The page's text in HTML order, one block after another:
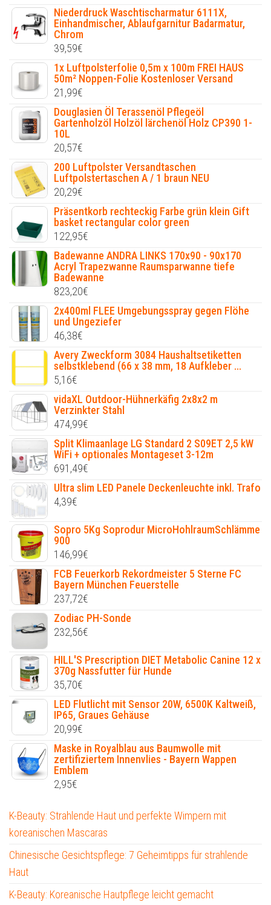
Niederdruck Waschtischarmatur 6111X,
Einhandmischer, Ablaufgarnitur Badarmatur,
Chrom
39,59€
1x Luftpolsterfolie 0,5m x 100m FREI HAUS
50m² Noppen-Folie Kostenloser Versand
21,99€
Douglasien Öl Terassenöl Pflegeöl
Gartenholzöl Holzöl lärchenöl Holz CP390 1-
10L
20,57€
200 Luftpolster Versandtaschen
Luftpolstertaschen A / 1 braun NEU
20,29€
Präsentkorb rechteckig Farbe grün klein Gift
basket rectangular color green
122,95€
Badewanne ANDRA LINKS 170x90 - 90x170
Acryl Trapezwanne Raumsparwanne tiefe
Badewanne
823,20€
2x400ml FLEE Umgebungsspray gegen Flöhe
und Ungeziefer
46,38€
Avery Zweckform 3084 Haushaltsetiketten
selbstklebend (66 x 38 mm, 18 Aufkleber ...
5,16€
vidaXL Outdoor-Hühnerkäfig 2x8x2 m
Verzinkter Stahl
474,99€
Split Klimaanlage LG Standard 2 S09ET 2,5 kW
WiFi + optionales Montageset 3-12m
691,49€
Ultra slim LED Panele Deckenleuchte inkl. Trafo
4,39€
Sopro 5Kg Soprodur MicroHohlraumSchlämme
900
146,99€
FCB Feuerkorb Rekordmeister 5 Sterne FC
Bayern München Feuerstelle
237,72€
Zodiac PH-Sonde
232,56€
HILL'S Prescription DIET Metabolic Canine 12 x
370g Nassfutter für Hunde
35,70€
LED Flutlicht mit Sensor 20W, 6500K Kaltweiß,
IP65, Graues Gehäuse
20,99€
Maske in Royalblau aus Baumwolle mit
zertifiziertem Innenvlies - Bayern Wappen
Emblem
2,95€
K-Beauty: Strahlende Haut und perfekte Wimpern mit
koreanischen Mascaras
Chinesische Gesichtspflege: 7 Geheimtipps für strahlende
Haut
K-Beauty: Koreanische Hautpflege leicht gemacht